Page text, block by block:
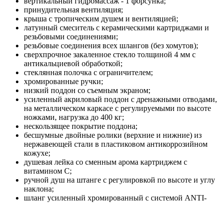
принудительная вентиляция;
крыша с тропическим душем и вентиляцией;
латунный смеситель с керамическими картриджами и
резьбовыми соединениями;
резьбовые соединения всех шлангов (без хомутов);
сверхпрочное закаленное стекло толщиной 4 мм с
антикальциевой обработкой;
стеклянная полочка с ограничителем;
хромированные ручки;
низкий поддон со съемным экраном;
усиленный акриловый поддон с дренажными отводами,
на металлическом каркасе с регулируемыми по высоте
ножками, нагрузка до 400 кг;
нескользящее покрытие поддона;
бесшумные двойные ролики (верхние и нижние) из
нержавеющей стали в пластиковом антикоррозийном
кожухе;
душевая лейка со сменным арома картриджем c
витамином C;
ручной душ на штанге с регулировкой по высоте и углу
наклона;
шланг усиленный хромированный с системой ANTI-